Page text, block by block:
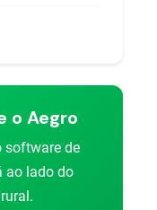
o Aegro
software de
ao lado do